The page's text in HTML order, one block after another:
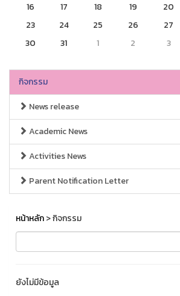
16
17 18 19 20
23
24 25 26 27
30
31 1 2 3
กิจกรรม
News release
Academic News
Activities News
Parent Notification Letter
หน้าหลัก> กิจกรรม
ยังไม่มีข้อมูล